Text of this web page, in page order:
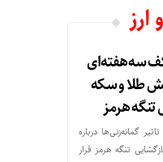
ارز
کف سه‌هفته‌ای
طلا و سکه
تنگه هرمز
گمانه‌زنی‌ها درباره
تنگه هرمز قرار